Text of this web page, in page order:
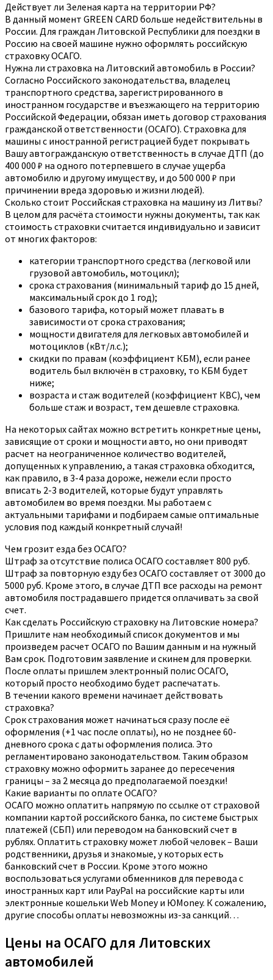
Действует ли Зеленая карта на территории РФ?
В данный момент GREEN CARD больше недействительны в
России. Для граждан Литовской Республики для поездки в
Россию на своей машине нужно оформлять российскую
страховку ОСАГО.
Нужна ли страховка на Литовский автомобиль в России?
Согласно Российского законодательства, владелец
транспортного средства, зарегистрированного в
иностранном государстве и въезжающего на территорию
Российской Федерации, обязан иметь договор страхования
гражданской ответственности (ОСАГО). Страховка для
машины с иностранной регистрацией будет покрывать
Вашу автогражданскую ответственность в случае ДТП (до
400 000 ₽ на одного потерпевшего в случае ущерба
автомобилю и другому имуществу, и до 500 000 ₽ при
причинении вреда здоровью и жизни людей).
Сколько стоит Российская страховка на машину из Литвы?
В целом для расчёта стоимости нужны документы, так как
стоимость страховки считается индивидуально и зависит
от многих факторов:
категории транспортного средства (легковой или
грузовой автомобиль, мотоцикл);
срока страхования (минимальный тариф до 15 дней,
максимальный срок до 1 год);
базового тарифа, который может плавать в
зависимости от срока страхования;
мощности двигателя для легковых автомобилей и
мотоциклов (кВт/л.с.);
скидки по правам (коэффициент КБМ), если ранее
водитель был включён в страховку, то КБМ будет
ниже;
возраста и стаж водителей (коэффициент КВС), чем
больше стаж и возраст, тем дешевле страховка.
На некоторых сайтах можно встретить конкретные цены,
зависящие от сроки и мощности авто, но они приводят
расчет на неограниченное количество водителей,
допущенных к управлению, а такая страховка обходится,
как правило, в 3-4 раза дороже, нежели если просто
вписать 2-3 водителей, которые будут управлять
автомобилем во время поездки. Мы работаем с
актуальными тарифами и подбираем самые оптимальные
условия под каждый конкретный случай!
Чем грозит езда без ОСАГО?
Штраф за отсутствие полиса ОСАГО составляет 800 руб.
Штраф за повторную езду без ОСАГО составляет от 3000 до
5000 руб. Кроме этого, в случае ДТП все расходы на ремонт
автомобиля пострадавшего придется оплачивать за свой
счет.
Как сделать Российскую страховку на Литовские номера?
Пришлите нам необходимый список документов и мы
произведем расчет ОСАГО по Вашим данным и на нужный
Вам срок. Подготовим заявление и скинем для проверки.
После оплаты пришлем электронный полис ОСАГО,
который просто необходимо будет распечатать.
В течении какого времени начинает действовать
страховка?
Срок страхования может начинаться сразу после её
оформления (+1 час после оплаты), но не позднее 60-
дневного срока с даты оформления полиса. Это
регламентировано законодательством. Таким образом
страховку можно оформить заранее до пересечения
границы – за 2 месяца до предполагаемой поездки!
Какие варианты по оплате ОСАГО?
ОСАГО можно оплатить напрямую по ссылке от страховой
компании картой российского банка, по системе быстрых
платежей (СБП) или переводом на банковский счет в
рублях. Оплатить страховку может любой человек – Ваши
родственники, друзья и знакомые, у которых есть
банковский счет в России. Кроме этого можно
воспользоваться услугами обменников для перевода с
иностранных карт или PayPal на российские карты или
электронные кошельки Web Money и ЮMoney. К сожалению,
другие способы оплаты невозможны из-за санкций…
Цены на ОСАГО для Литовских
автомобилей